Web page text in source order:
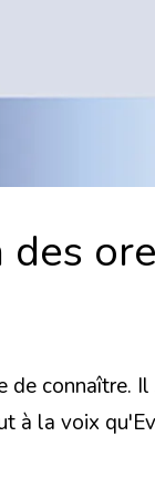
des
connaître.
à la voix